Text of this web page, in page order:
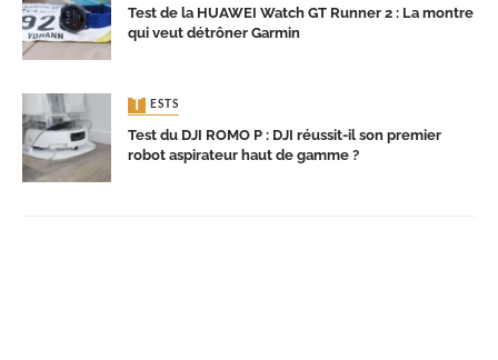
Test de la HUAWEI Watch GT Runner 2 : La montre
qui veut détrôner Garmin
TESTS
Test du DJI ROMO P : DJI réussit-il son premier
robot aspirateur haut de gamme ?